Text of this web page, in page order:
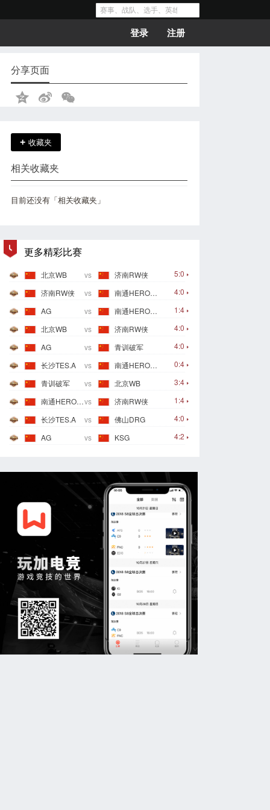
登录 注册
分享页面
+ 收藏夹
相关收藏夹
目前还没有「相关收藏夹」
更多精彩比赛
5:0
北京WB vs
济南RW侠
4:0
济南RW侠 vs
南通HERO久竞
1:4
AG vs
南通HERO久竞
4:0
北京WB vs
济南RW侠
4:0
AG vs
青训破军
0:4
长沙TES.A vs
南通HERO久竞
3:4
青训破军 vs
北京WB
1:4
南通HERO久竞vs
济南RW侠
4:0
长沙TES.A vs
佛山DRG
4:2
AG vs KSG